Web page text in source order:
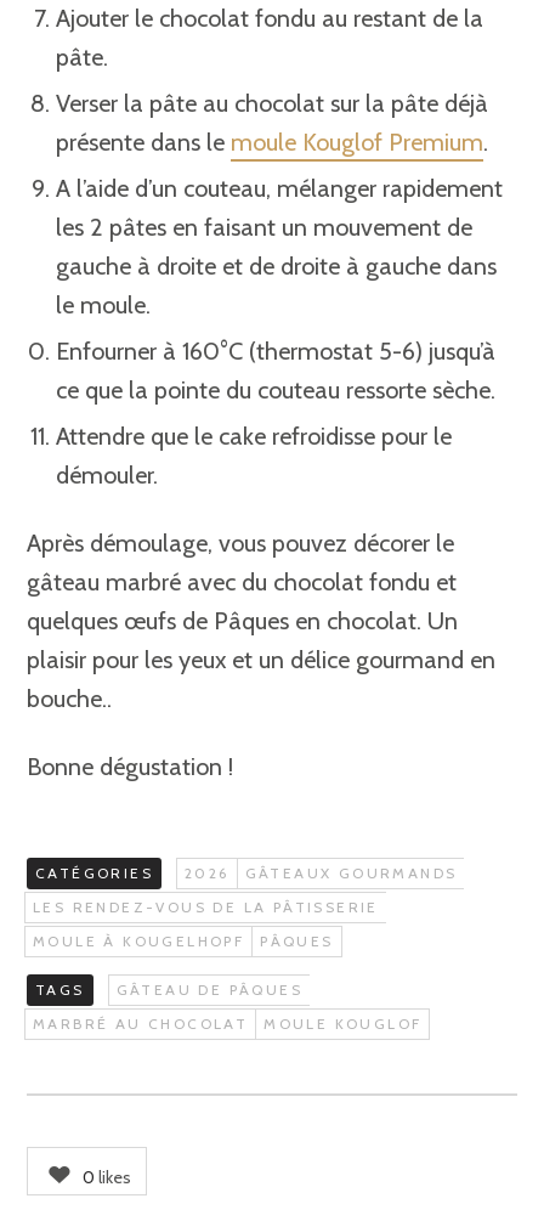
Ajouter le chocolat fondu au restant de la
pâte.
Verser la pâte au chocolat sur la pâte déjà
présente dans le moule Kouglof Premium.
A l’aide d’un couteau, mélanger rapidement
les 2 pâtes en faisant un mouvement de
gauche à droite et de droite à gauche dans
le moule.
Enfourner à 160°C (thermostat 5-6) jusqu’à
ce que la pointe du couteau ressorte sèche.
Attendre que le cake refroidisse pour le
démouler.
Après démoulage, vous pouvez décorer le
gâteau marbré avec du chocolat fondu et
quelques œufs de Pâques en chocolat. Un
plaisir pour les yeux et un délice gourmand en
bouche..
Bonne dégustation !
CATÉGORIES 2026
GÂTEAUX GOURMANDS
LES RENDEZ-VOUS DE LA PÂTISSERIE
MOULE À KOUGELHOPF
PÂQUES
TAGS
GÂTEAU DE PÂQUES
MARBRÉ AU CHOCOLAT
MOULE KOUGLOF
0 likes